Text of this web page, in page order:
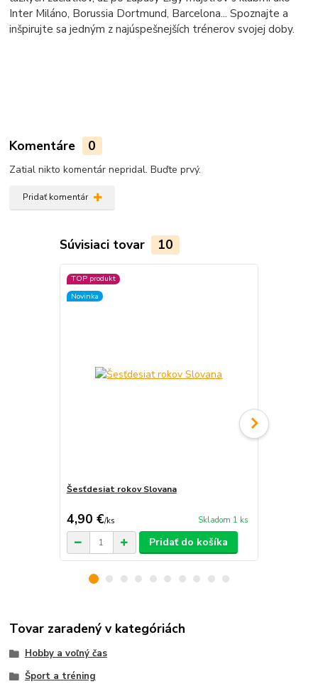
Inter Miláno, Borussia Dortmund, Barcelona... Spoznajte a
inšpirujte sa jedným z najúspešnejších trénerov svojej doby.
Komentáre 0
Zatial nikto komentár nepridal. Buďte prvý.
Pridať komentár
Súvisiaci tovar 10
TOP produkt
Novinka
Šesťdesiat rokov Slovana
4,90 €/ks Skladom 1 ks
Pridať do košíka
Tovar zaradený v kategóriách
Hobby a voľný čas
Šport a tréning